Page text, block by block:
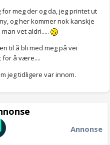
meg der og da, jeg printet ut
og her kommer nok kanskje
vet aldri.....
til å bli med meg på vei
for å være....
jeg tidligere var innom.
Annonse